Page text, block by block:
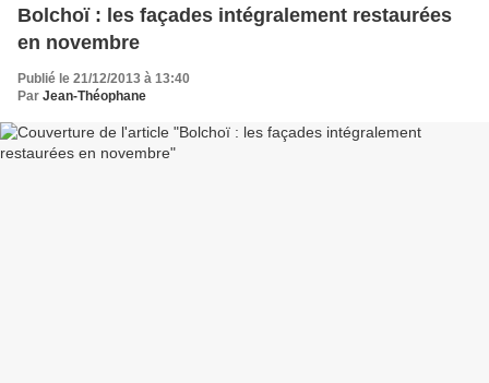
Bolchoï : les façades intégralement restaurées
en novembre
Publié le 21/12/2013 à 13:40
Par Jean-Théophane